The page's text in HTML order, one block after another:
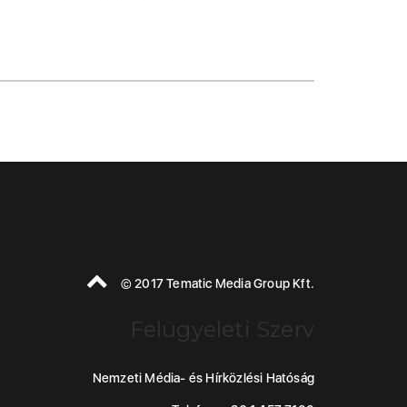
© 2017 Tematic Media Group Kft.
Felügyeleti Szerv
Nemzeti Média- és Hírközlési Hatóság